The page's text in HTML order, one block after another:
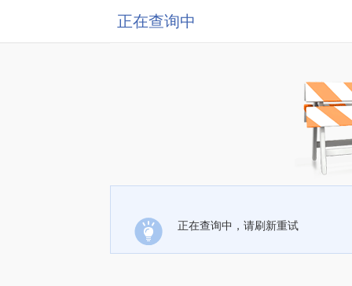
正在查询中
正在查询中，请刷新重试